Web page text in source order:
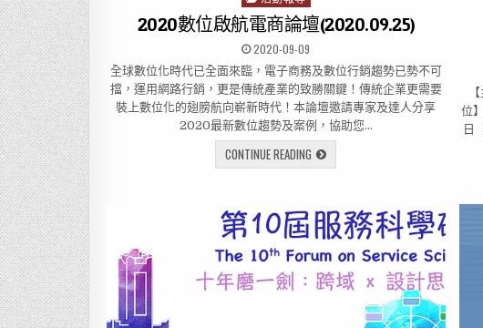
o
s
t
e
d
i
n
2020數位啟航電商論壇(2020.09.25)
2020-09-09
全球數位化時代已全面來臨，電子商務及數位行銷趨勢已勢不可
擋，運用網路行銷，更是傳統產業的致勝關鍵！傳統企業更需要
裝上數位化的翅膀航向嶄新時代！本論壇邀請專家及達人分享
2020最新數位趨勢及案例，協助您…
CONTINUE READING
位
日